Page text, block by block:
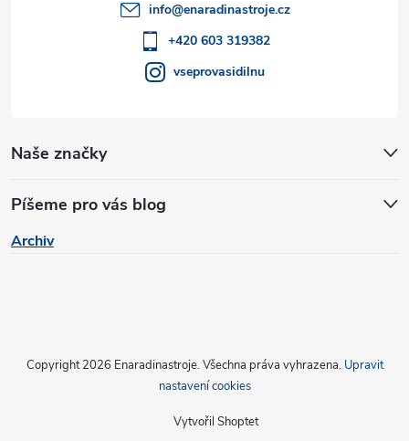
Naše značky
Píšeme pro vás blog
Archiv
info@enaradinastroje.cz
+420 603 319382
vseprovasidilnu
Vytvořil Shoptet
Copyright 2026 Enaradinastroje. Všechna práva vyhrazena. Upravit
nastavení cookies